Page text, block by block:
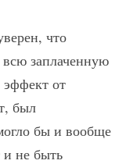
что
всю заплаченную
от
был
бы и вообще
и не быть